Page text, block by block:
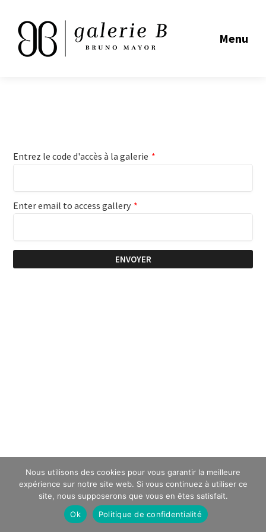
Menu
Entrez le code d'accès à la galerie *
Enter email to access gallery *
ENVOYER
Nous utilisons des cookies pour vous garantir la meilleure
expérience sur notre site web. Si vous continuez à utiliser ce
site, nous supposerons que vous en êtes satisfait.
Ok
Politique de confidentialité